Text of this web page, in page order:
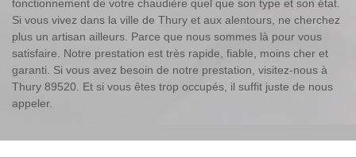
fonctionnement de votre chaudière quel que son type et son état.
Si vous vivez dans la ville de Thury et aux alentours, ne cherchez
plus un artisan ailleurs. Parce que nous sommes là pour vous
satisfaire. Notre prestation est très rapide, fiable, moins cher et
garanti. Si vous avez besoin de notre prestation, visitez-nous à
Thury 89520. Et si vous êtes trop occupés, il suffit juste de nous
appeler.